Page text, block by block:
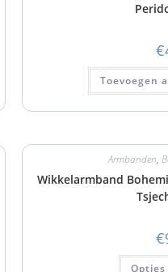
€
Toevoegen
Armbanden,
Wikkelarmband
€